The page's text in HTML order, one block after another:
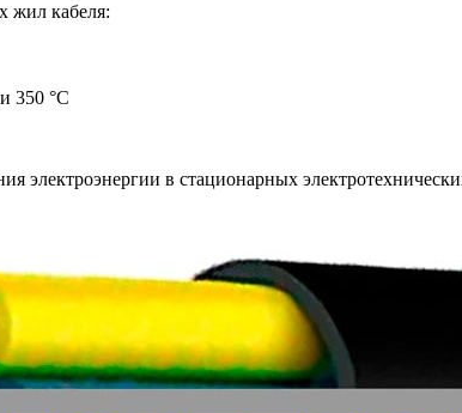
жил кабеля:
350 °С
электроэнергии в стационарных